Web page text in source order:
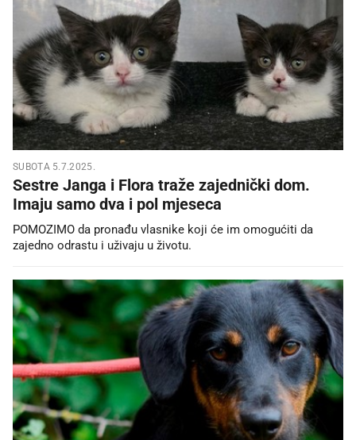
SUBOTA 5.7.2025.
Sestre Janga i Flora traže zajednički dom.
Imaju samo dva i pol mjeseca
POMOZIMO da pronađu vlasnike koji će im omogućiti da
zajedno odrastu i uživaju u životu.